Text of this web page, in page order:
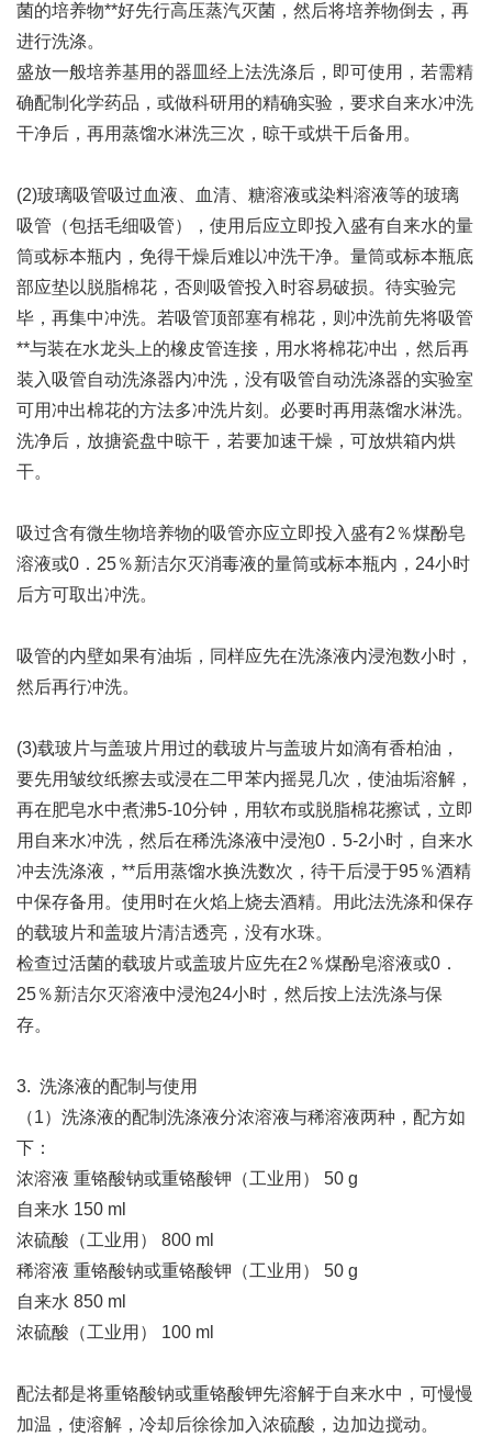
菌的培养物**好先行高压蒸汽灭菌，然后将培养物倒去，再
进行洗涤。
盛放一般培养基用的器皿经上法洗涤后，即可使用，若需精
确配制化学药品，或做科研用的精确实验，要求自来水冲洗
干净后，再用蒸馏水淋洗三次，晾干或烘干后备用。
(2)玻璃吸管吸过血液、血清、糖溶液或染料溶液等的玻璃
吸管（包括毛细吸管），使用后应立即投入盛有自来水的量
筒或标本瓶内，免得干燥后难以冲洗干净。量筒或标本瓶底
部应垫以脱脂棉花，否则吸管投入时容易破损。待实验完
毕，再集中冲洗。若吸管顶部塞有棉花，则冲洗前先将吸管
**与装在水龙头上的橡皮管连接，用水将棉花冲出，然后再
装入吸管自动洗涤器内冲洗，没有吸管自动洗涤器的实验室
可用冲出棉花的方法多冲洗片刻。必要时再用蒸馏水淋洗。
洗净后，放搪瓷盘中晾干，若要加速干燥，可放烘箱内烘
干。
吸过含有微生物培养物的吸管亦应立即投入盛有2％煤酚皂
溶液或0．25％新洁尔灭消毒液的量筒或标本瓶内，24小时
后方可取出冲洗。
吸管的内壁如果有油垢，同样应先在洗涤液内浸泡数小时，
然后再行冲洗。
(3)载玻片与盖玻片用过的载玻片与盖玻片如滴有香柏油，
要先用皱纹纸擦去或浸在二甲苯内摇晃几次，使油垢溶解，
再在肥皂水中煮沸5-10分钟，用软布或脱脂棉花擦试，立即
用自来水冲洗，然后在稀洗涤液中浸泡0．5-2小时，自来水
冲去洗涤液，**后用蒸馏水换洗数次，待干后浸于95％酒精
中保存备用。使用时在火焰上烧去酒精。用此法洗涤和保存
的载玻片和盖玻片清洁透亮，没有水珠。
检查过活菌的载玻片或盖玻片应先在2％煤酚皂溶液或0．
25％新洁尔灭溶液中浸泡24小时，然后按上法洗涤与保
存。
3. 洗涤液的配制与使用
（1）洗涤液的配制洗涤液分浓溶液与稀溶液两种，配方如
下：
浓溶液 重铬酸钠或重铬酸钾（工业用） 50 g
自来水 150 ml
浓硫酸（工业用） 800 ml
稀溶液 重铬酸钠或重铬酸钾（工业用） 50 g
自来水 850 ml
浓硫酸（工业用） 100 ml
配法都是将重铬酸钠或重铬酸钾先溶解于自来水中，可慢慢
加温，使溶解，冷却后徐徐加入浓硫酸，边加边搅动。